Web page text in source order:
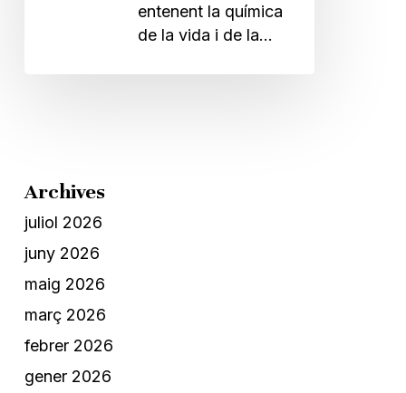
entenent la química
de la vida i de la…
Archives
juliol 2026
juny 2026
maig 2026
març 2026
febrer 2026
gener 2026